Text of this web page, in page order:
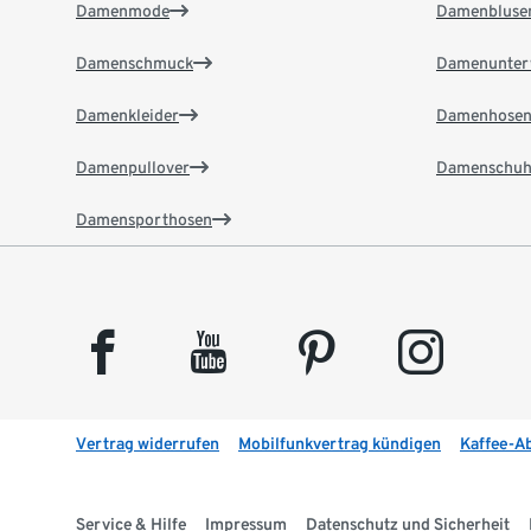
Damenmode
Damenschmuck
Damenkleider
Damenpullover
Damensporthosen
Damenhosen
facebook youtube pinterest instagram
Vertrag widerrufen Mobilfunkvertrag kündigen Kaffee-
Service & Hilfe Impressum Datenschutz und Sicherheit